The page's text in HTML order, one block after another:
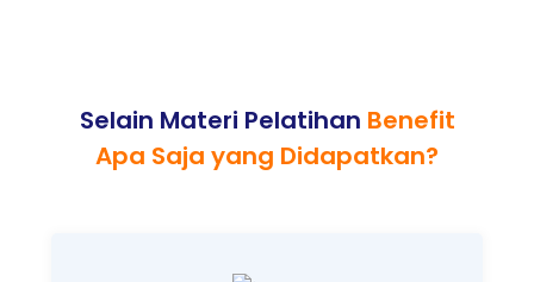
Selain Materi Pelatihan Benefit
Apa Saja yang Didapatkan?